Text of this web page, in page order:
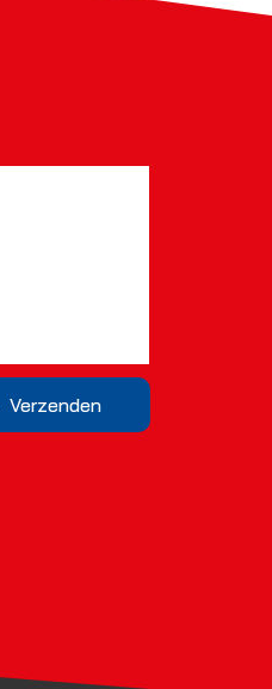
Verzenden